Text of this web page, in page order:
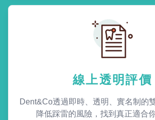
線上透明評價
Dent&Co透過即時、透明、實名制的
降低踩雷的風險，找到真正適合